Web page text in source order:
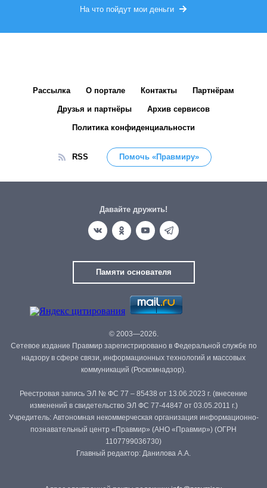
На что пойдут мои деньги
Рассылка О портале Контакты Партнёрам
Друзья и партнёры Архив сервисов
Политика конфиденциальности
RSS Помочь «Правмиру»
Давайте дружить!
Памяти основателя
© 2003—2026.
Сетевое издание Правмир зарегистрировано в Федеральной службе по
надзору в сфере связи, информационных технологий и массовых
коммуникаций (Роскомнадзор).
Реестровая запись ЭЛ № ФС 77 – 85438 от 13.06.2023 г. (внесение
изменений в свидетельство ЭЛ ФС 77-44847 от 03.05.2011 г.)
Учредитель: Автономная некоммерческая организация информационно-
познавательный центр «Правмир» (АНО «Правмир») (ОГРН
1107799036730)
Главный редактор: Данилова А.А.